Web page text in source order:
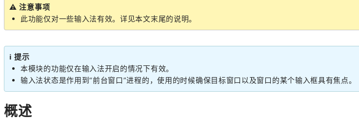
⚠️ 注意事项
此功能仅对一些输入法有效。详见本文末尾的说明。
ℹ️ 提示
本模块的功能仅在输入法开启的情况下有效。
输入法状态是作用到“前台窗口”进程的，使用的时候确保目标窗口以及窗口的某个输入框具有焦点。
概述